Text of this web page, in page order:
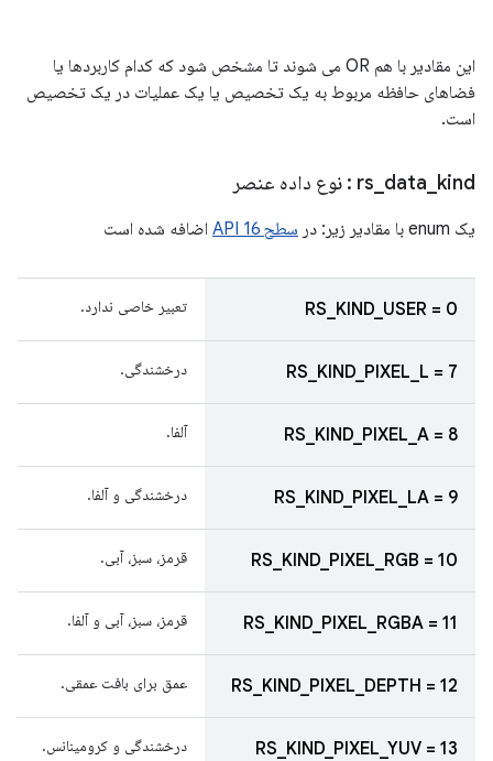
این مقادیر با هم OR می شوند تا مشخص شود که کدام کاربردها یا
فضاهای حافظه مربوط به یک تخصیص یا یک عملیات در یک تخصیص
است.
rs data kind : نوع داده عنصر
یک enum با مقادیر زیر: در سطح 16 API اضافه شده است
RS_KIND_USER = 0 تعبیر خاصی ندارد.
RS_KIND_PIXEL_L = 7 درخشندگی.
RS_KIND_PIXEL_A = 8 آلفا.
RS_KIND_PIXEL_LA = 9 درخشندگی و آلفا.
RS_KIND_PIXEL_RGB = 10 قرمز، سبز، آبی.
RS_KIND_PIXEL_RGBA = 11 قرمز، سبز، آبی و آلفا.
RS_KIND_PIXEL_DEPTH = 12 عمق برای بافت عمقی.
RS_KIND_PIXEL_YUV = 13 درخشندگی و کرومینانس.